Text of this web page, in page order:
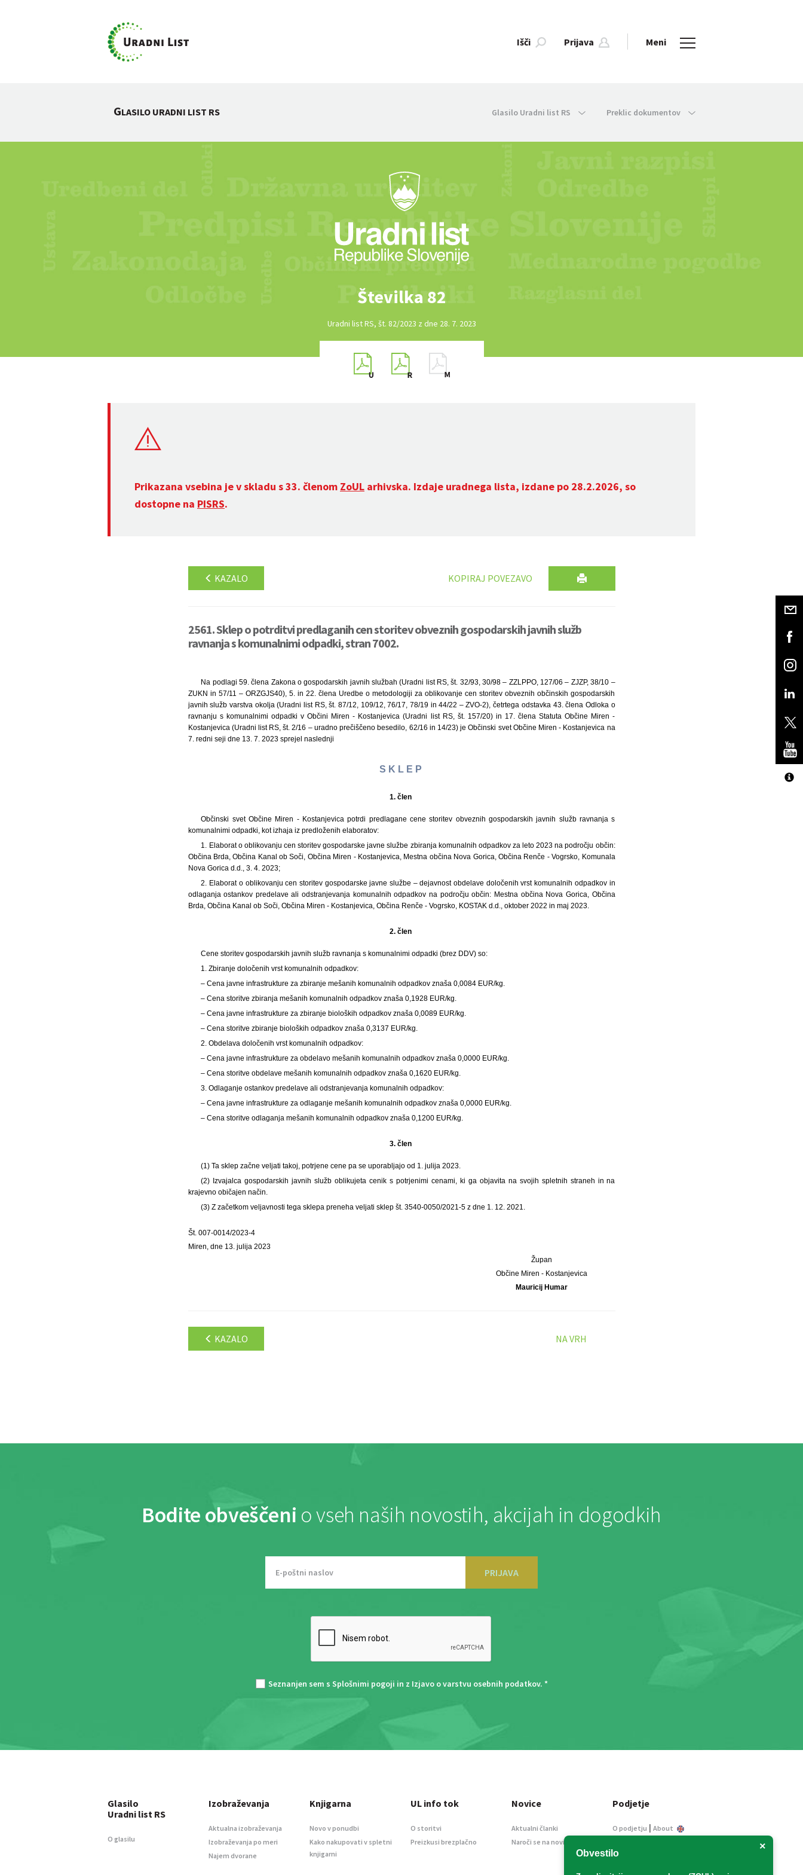
Išči Prijava Meni
GLASILO URADNI LIST RS Glasilo Uradni list RS Preklic dokumentov
Številka 82
Uradni list RS, št. 82/2023 z dne 28. 7. 2023
Prikazana vsebina je v skladu s 33. členom ZoUL arhivska. Izdaje uradnega lista, izdane po 28.2.2026, so
dostopne na PISRS.
KAZALO KOPIRAJ POVEZAVO
2561. Sklep o potrditvi predlaganih cen storitev obveznih gospodarskih javnih služb
ravnanja s komunalnimi odpadki, stran 7002.
Na podlagi 59. člena Zakona o gospodarskih javnih službah (Uradni list RS, št. 32/93, 30/98 – ZZLPPO, 127/06 – ZJZP, 38/10 –
ZUKN in 57/11 – ORZGJS40), 5. in 22. člena Uredbe o metodologiji za oblikovanje cen storitev obveznih občinskih gospodarskih
javnih služb varstva okolja (Uradni list RS, št. 87/12, 109/12, 76/17, 78/19 in 44/22 – ZVO-2), četrtega odstavka 43. člena Odloka o
ravnanju s komunalnimi odpadki v Občini Miren - Kostanjevica (Uradni list RS, št. 157/20) in 17. člena Statuta Občine Miren -
Kostanjevica (Uradni list RS, št. 2/16 – uradno prečiščeno besedilo, 62/16 in 14/23) je Občinski svet Občine Miren - Kostanjevica na
7. redni seji dne 13. 7. 2023 sprejel naslednji
S K L E P
1. člen
Občinski svet Občine Miren - Kostanjevica potrdi predlagane cene storitev obveznih gospodarskih javnih služb ravnanja s
komunalnimi odpadki, kot izhaja iz predloženih elaboratov:
1. Elaborat o oblikovanju cen storitev gospodarske javne službe zbiranja komunalnih odpadkov za leto 2023 na področju občin:
Občina Brda, Občina Kanal ob Soči, Občina Miren - Kostanjevica, Mestna občina Nova Gorica, Občina Renče - Vogrsko, Komunala
Nova Gorica d.d., 3. 4. 2023;
2. Elaborat o oblikovanju cen storitev gospodarske javne službe – dejavnost obdelave določenih vrst komunalnih odpadkov in
odlaganja ostankov predelave ali odstranjevanja komunalnih odpadkov na področju občin: Mestna občina Nova Gorica, Občina
Brda, Občina Kanal ob Soči, Občina Miren - Kostanjevica, Občina Renče - Vogrsko, KOSTAK d.d., oktober 2022 in maj 2023.
2. člen
Cene storitev gospodarskih javnih služb ravnanja s komunalnimi odpadki (brez DDV) so:
1. Zbiranje določenih vrst komunalnih odpadkov:
– Cena javne infrastrukture za zbiranje mešanih komunalnih odpadkov znaša 0,0084 EUR/kg.
– Cena storitve zbiranja mešanih komunalnih odpadkov znaša 0,1928 EUR/kg.
– Cena javne infrastrukture za zbiranje bioloških odpadkov znaša 0,0089 EUR/kg.
– Cena storitve zbiranje bioloških odpadkov znaša 0,3137 EUR/kg.
2. Obdelava določenih vrst komunalnih odpadkov:
– Cena javne infrastrukture za obdelavo mešanih komunalnih odpadkov znaša 0,0000 EUR/kg.
– Cena storitve obdelave mešanih komunalnih odpadkov znaša 0,1620 EUR/kg.
3. Odlaganje ostankov predelave ali odstranjevanja komunalnih odpadkov:
– Cena javne infrastrukture za odlaganje mešanih komunalnih odpadkov znaša 0,0000 EUR/kg.
– Cena storitve odlaganja mešanih komunalnih odpadkov znaša 0,1200 EUR/kg.
3. člen
(1) Ta sklep začne veljati takoj, potrjene cene pa se uporabljajo od 1. julija 2023.
(2) Izvajalca gospodarskih javnih služb oblikujeta cenik s potrjenimi cenami, ki ga objavita na svojih spletnih straneh in na
krajevno običajen način.
(3) Z začetkom veljavnosti tega sklepa preneha veljati sklep št. 3540-0050/2021-5 z dne 1. 12. 2021.
Št. 007-0014/2023-4
Miren, dne 13. julija 2023
Župan
Občine Miren - Kostanjevica
Mauricij Humar
KAZALO NA VRH
Bodite obveščeni o vseh naših novostih, akcijah in dogodkih
PRIJAVA
Seznanjen sem s Splošnimi pogoji in z Izjavo o varstvu osebnih podatkov. *
×
Obvestilo
Glasilo
Uradni list RS
O glasilu
Izobraževanja
Aktualna izobraževanja
Izobraževanja po meri
Najem dvorane
Knjigarna
Novo v ponudbi
Kako nakupovati v spletni
knjigarni
UL info tok
O storitvi
Preizkusi brezplačno
Novice
Aktualni članki
Naroči se na novice
Podjetje
O podjetju | About
Informacije javnega